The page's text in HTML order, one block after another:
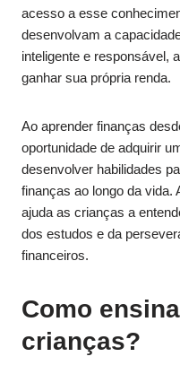
acesso a esse
desenvolvam a
inteligente e responsável,
ganhar sua própria renda.
Ao aprender finanças
oportunidade de adquirir
desenvolver habilidades
finanças ao longo da vida.
ajuda as crianças a
dos estudos e da
financeiros.
Como
crianças?